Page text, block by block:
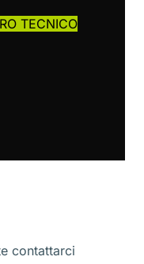
TECNICO
contattarci